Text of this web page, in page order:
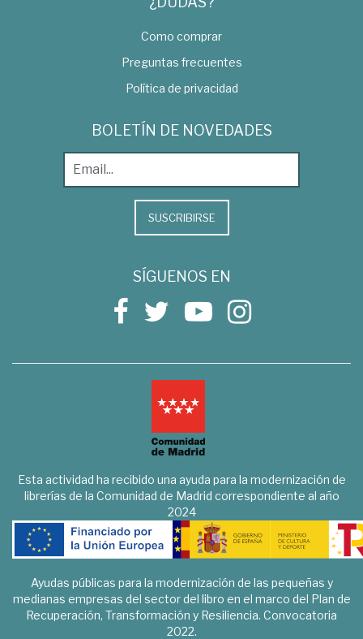
Como comprar
Preguntas frecuentes
Política de privacidad
BOLETÍN DE NOVEDADES
SUSCRIBIRSE
SÍGUENOS EN
Esta actividad ha recibido una ayuda para la modernización de
librerías de la Comunidad de Madrid correspondiente al año
2024
Ayudas públicas para la modernización de las pequeñas y
medianas empresas del sector del libro en el marco del Plan de
Recuperación, Transformación y Resiliencia. Convocatoria
2022.